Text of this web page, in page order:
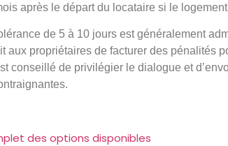
après le départ du locataire si le
de 5 à 10 jours est généralement
aux propriétaires de facturer des pénalités
conseillé de privilégier le dialogue et
des options disponibles